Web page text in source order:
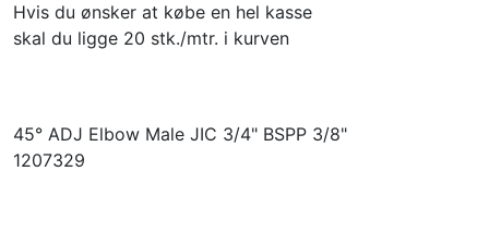
Hvis du ønsker at købe en hel kasse
skal du ligge 20 stk./mtr. i kurven
45° ADJ Elbow Male JIC 3/4" BSPP 3/8"
1207329